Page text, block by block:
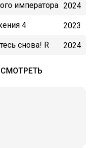
императора 2024
4 2023
снова! R 2024